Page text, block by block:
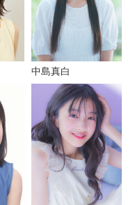
中島真白